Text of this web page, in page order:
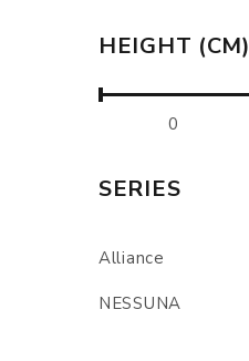
HEIGHT (CM)
SERIES
Alliance
NESSUNA